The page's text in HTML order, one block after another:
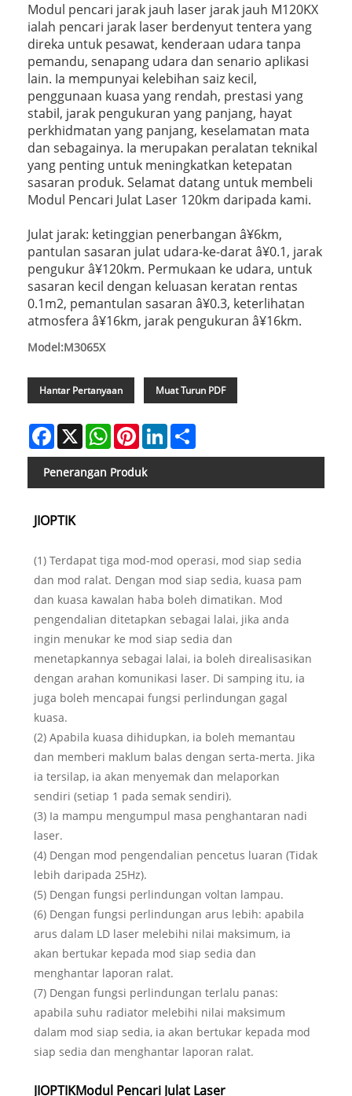
Modul pencari jarak jauh laser jarak jauh M120KX
ialah pencari jarak laser berdenyut tentera yang
direka untuk pesawat, kenderaan udara tanpa
pemandu, senapang udara dan senario aplikasi
lain. Ia mempunyai kelebihan saiz kecil,
penggunaan kuasa yang rendah, prestasi yang
stabil, jarak pengukuran yang panjang, hayat
perkhidmatan yang panjang, keselamatan mata
dan sebagainya. Ia merupakan peralatan teknikal
yang penting untuk meningkatkan ketepatan
sasaran produk. Selamat datang untuk membeli
Modul Pencari Julat Laser 120km daripada kami.
Julat jarak: ketinggian penerbangan â¥6km,
pantulan sasaran julat udara-ke-darat â¥0.1, jarak
pengukur â¥120km. Permukaan ke udara, untuk
sasaran kecil dengan keluasan keratan rentas
0.1m2, pemantulan sasaran â¥0.3, keterlihatan
atmosfera â¥16km, jarak pengukuran â¥16km.
Model:M3065X
Hantar Pertanyaan Muat Turun PDF
Facebook
X WhatsAppPinterestLinkedIn
Penerangan Produk
JIOPTIK
(1) Terdapat tiga mod-mod operasi, mod siap sedia
dan mod ralat. Dengan mod siap sedia, kuasa pam
dan kuasa kawalan haba boleh dimatikan. Mod
pengendalian ditetapkan sebagai lalai, jika anda
ingin menukar ke mod siap sedia dan
menetapkannya sebagai lalai, ia boleh direalisasikan
dengan arahan komunikasi laser. Di samping itu, ia
juga boleh mencapai fungsi perlindungan gagal
kuasa.
(2) Apabila kuasa dihidupkan, ia boleh memantau
dan memberi maklum balas dengan serta-merta. Jika
ia tersilap, ia akan menyemak dan melaporkan
sendiri (setiap 1 pada semak sendiri).
(3) Ia mampu mengumpul masa penghantaran nadi
laser.
(4) Dengan mod pengendalian pencetus luaran (Tidak
lebih daripada 25Hz).
(5) Dengan fungsi perlindungan voltan lampau.
(6) Dengan fungsi perlindungan arus lebih: apabila
arus dalam LD laser melebihi nilai maksimum, ia
akan bertukar kepada mod siap sedia dan
menghantar laporan ralat.
(7) Dengan fungsi perlindungan terlalu panas:
apabila suhu radiator melebihi nilai maksimum
dalam mod siap sedia, ia akan bertukar kepada mod
siap sedia dan menghantar laporan ralat.
JIOPTIKModul Pencari Julat Laser